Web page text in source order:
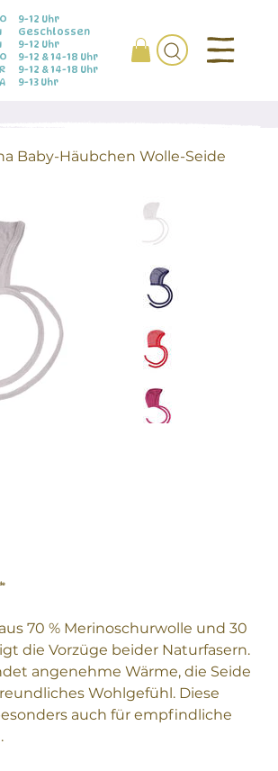
9-12 Uhr
Geschlossen
9-12 Uhr
9-12 & 14-18 Uhr
9-12 & 14-18 Uhr
9-13 Uhr
Baby-Häubchen Wolle-Seide
70 % Merinoschurwolle und 30
die Vorzüge beider Naturfasern.
angenehme Wärme, die Seide
Wohlgefühl. Diese
auch für empfindliche